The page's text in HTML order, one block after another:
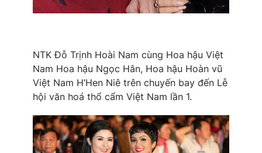
Đài Truyền hình Việt Nam
cấp ngày 29/12/2023
Tổng Biên tập:Vũ Thanh Thủy
Phó Tổng Biên tập: Nguyễn Thị Mỹ Hạnh, Phạm Quốc Thắng,
Nguyễn Trọng Ninh
Tổng đài VTV:024.38 355 931 - 024.38 355 932
Ðiện thoại Thời báo VTV:024.66 897 897
Email:toasoan@vtv.vn
NTK Đỗ Trịnh Hoài Nam cùng Hoa hậu Việt
Nam Hoa hậu Ngọc Hân, Hoa hậu Hoàn vũ
Việt Nam H’Hen Niê trên chuyến bay đến Lễ
hội văn hoá thổ cẩm Việt Nam lần 1.